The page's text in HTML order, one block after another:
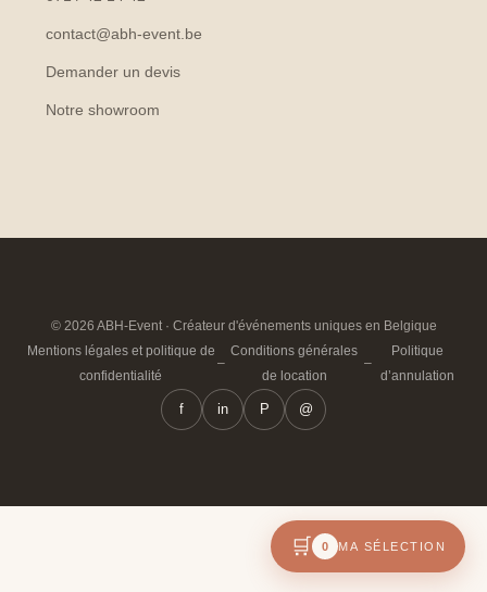
contact@abh-event.be
Demander un devis
Notre showroom
© 2026 ABH-Event · Créateur d'événements uniques en Belgique
Mentions légales et politique de
confidentialité
–
Conditions générales
de location
–
Politique
d’annulation
f in P @
🛒 0 MA SÉLECTION